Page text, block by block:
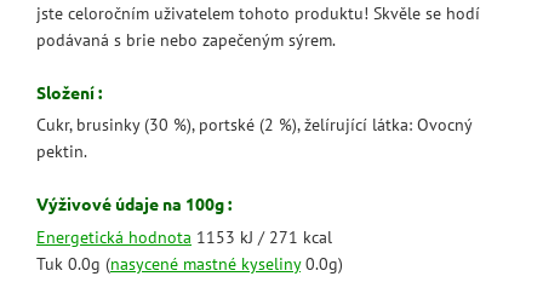
jste celoročním uživatelem tohoto produktu! Skvěle se hodí
podávaná s brie nebo zapečeným sýrem.
Složení :
Cukr, brusinky (30 %), portské (2 %), želírující látka: Ovocný
pektin.
Výživové údaje na 100g :
Energetická hodnota 1153 kJ / 271 kcal
Tuk 0.0g (nasycené mastné kyseliny0.0g)